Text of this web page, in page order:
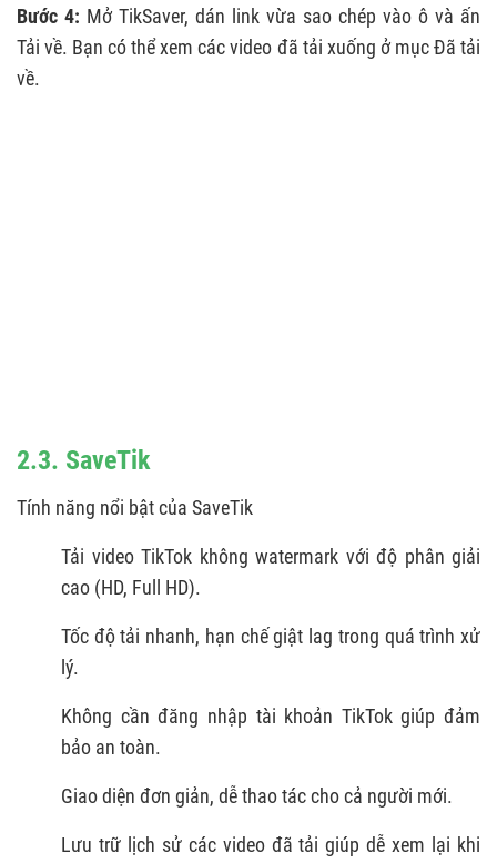
Bước 4: Mở TikSaver, dán link vừa sao chép vào ô và ấn
Tải về. Bạn có thể xem các video đã tải xuống ở mục Đã tải
về.
2.3. SaveTik
Tính năng nổi bật của SaveTik
Tải video TikTok không watermark với độ phân giải
cao (HD, Full HD).
Tốc độ tải nhanh, hạn chế giật lag trong quá trình xử
lý.
Không cần đăng nhập tài khoản TikTok giúp đảm
bảo an toàn.
Giao diện đơn giản, dễ thao tác cho cả người mới.
Lưu trữ lịch sử các video đã tải giúp dễ xem lại khi